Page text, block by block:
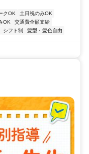
クOK
土日祝のみOK
OK
交通費全額支給
シフト制 髪型・髪色自由